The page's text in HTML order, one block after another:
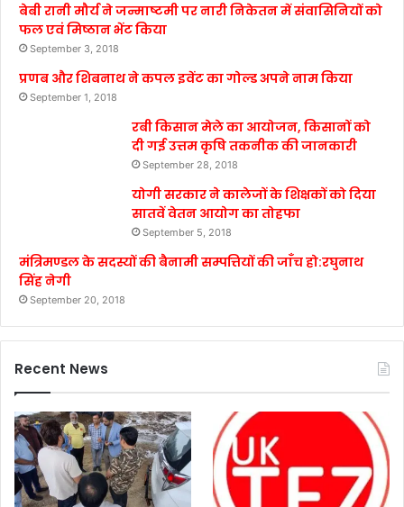
बेबी रानी मौर्य ने जन्माष्टमी पर नारी निकेतन में संवासिनियों को
फल एवं मिष्ठान भेंट किया
September 3, 2018
प्रणब और शिबनाथ ने कपल इवेंट का गोल्ड अपने नाम किया
September 1, 2018
रबी किसान मेले का आयोजन, किसानों को
दी गई उत्तम कृषि तकनीक की जानकारी
September 28, 2018
योगी सरकार ने कालेजों के शिक्षकों को दिया
सातवें वेतन आयोग का तोहफा
September 5, 2018
मंत्रिमण्डल के सदस्यों की बैनामी सम्पत्तियों की जाँच हो:रघुनाथ
सिंह नेगी
September 20, 2018
Recent News